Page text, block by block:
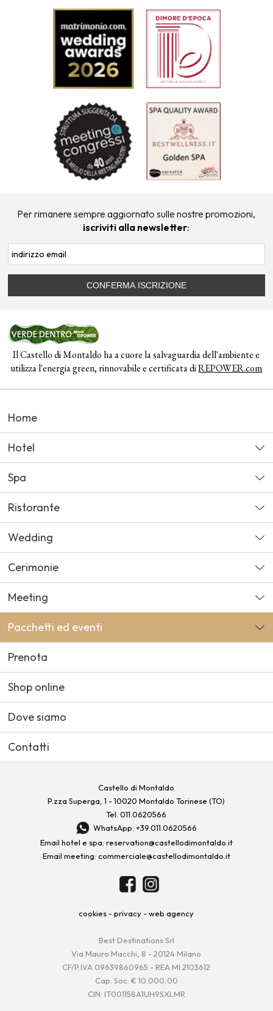
Per rimanere sempre aggiornato sulle nostre promozioni,
iscriviti alla newsletter:
Il Castello di Montaldo ha a cuore la salvaguardia dell'ambiente e
utilizza l'energia green, rinnovabile e certificata diREPOWER.com
Home
Hotel
Spa
Ristorante
Wedding
Cerimonie
Meeting
Pacchetti ed eventi
Prenota
Shop online
Dove siamo
Contatti
Castello di Montaldo
P.zza Superga, 1 - 10020 Montaldo Torinese (TO)
Tel.011.0620566
WhatsApp: +39.011.0620566
Email hotel e spa: reservation@castellodimontaldo.it
Email meeting: commerciale@castellodimontaldo.it
cookies -privacy -web agency
Best Destinations Srl
Via Mauro Macchi, 8 - 20124 Milano
CF/P.IVA 09639860965 - REA MI 2103612
Cap. Soc. € 10.000,00
CIN: IT001158A1UH9SXLMR